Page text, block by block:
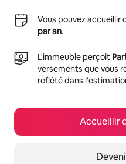
Vous pouvez accueillir
par an.
L'immeuble perçoit
versements que vous
reflété dans
Accueillir